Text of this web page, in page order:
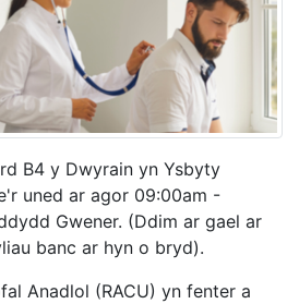
B4 y Dwyrain yn Ysbyty
uned ar agor 09:00am -
Gwener. (Ddim ar gael ar
banc ar hyn o bryd).
Anadlol (RACU) yn fenter a